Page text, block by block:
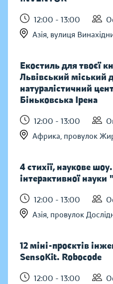
12:00 - 13:00
Азія, вулиця
Екостиль для твоєї
Львівський міський
натуралістичний
Біньковська Ірена
12:00 - 13:00
Африка, провулок
4 стихії, наукове
інтерактивної
12:00 - 13:00
Азія, провулок
12 міні-проєктів
SensoKit. Robocode
12:00 - 13:00